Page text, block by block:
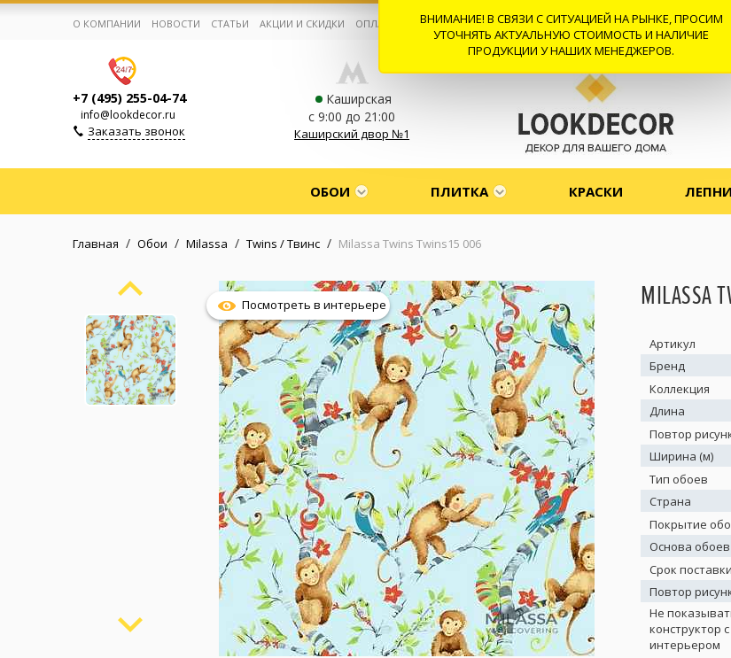
Корзина:0
Избранное:0 товаров
Каталог
Компания
Личный кабинет
(сменить город)
Заказать обратный звонок
О КОМПАНИИ НОВОСТИ СТАТЬИ АКЦИИ И СКИДКИ ОПЛАТА И ДОСТАВКА СОТРУДНИЧЕСТВО КОНТАКТЫ ОТЗЫВЫ
+7 (495) 255-04-74
info@lookdecor.ru
Заказать звонок
Каширская
с 9:00 до 21:00
Каширский двор №1
ОБОИ ПЛИТКА КРАСКИ
Главная / Обои / Milassa / Twins / Твинс / Milassa Twins Twins15 006
Посмотреть в интерьере MILASSA
Артикул
Бренд
Коллекция
Длина
Повтор
Ширина (м)
Тип обоев
Страна
Покрытие
Основа обоев
Срок поставки
Повтор
Не
конструктор с
интерьером
ВНИМАНИЕ! В СВЯЗИ С СИТУАЦИЕЙ НА РЫНКЕ, ПРОСИМ
УТОЧНЯТЬ АКТУАЛЬНУЮ СТОИМОСТЬ И НАЛИЧИЕ
ПРОДУКЦИИ У НАШИХ МЕНЕДЖЕРОВ.